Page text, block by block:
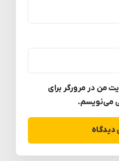
من در مرورگر برای
می‌نویسم.